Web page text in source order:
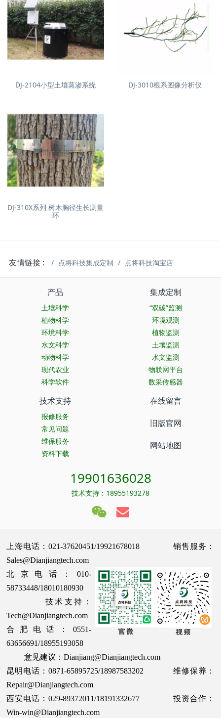
DJ-2104小型土壤蒸渗系统 DJ-3010根系图像分析仪
DJ-310X系列 树木胸径生长测量
环
友情链接 : 点将科技集成定制 点将科技淘宝店
产品
土壤科学
植物科学
环境科学
水文科学
动物科学
现代农业
科学软件
集成定制
“双碳”监测
环境观测
植物监测
土壤监测
水文监测
物联网平台
数采传感器
技术支持
报修服务
常见问题
维保服务
资料下载
在线留言
旧版官网
网站地图
19901636028
技术支持：18955193278
上海电话：021-37620451/19921678018 销售服务：
Sales@Dianjiangtech.com
北京电话：010-
58733448/18010180930
技术支持：
Tech@Dianjiangtech.com
合肥电话：0551-
63656691/18955193058
意见建议：Dianjiang@Dianjiangtech.com
昆明电话：0871-65895725/18987583202 维修保养：
Repair@Dianjiangtech.com
西安电话：029-89372011/18191332677 投资合作：
Win-win@Dianjiangtech.com